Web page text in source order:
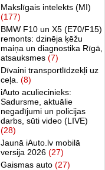
Makslīgais intelekts (MI)
(177)
BMW F10 un X5 (E70/F15)
remonts: dzinēja ķēžu
maiņa un diagnostika Rīgā,
atsauksmes (7)
Dīvaini transportlīdzekļi uz
ceļa. (8)
iAuto aculiecinieks:
Sadursme, aktuālie
negadījumi un policijas
darbs, sūti video (LIVE)
(28)
Jaunā iAuto.lv mobilā
versija 2026 (27)
Gaismas auto (27)